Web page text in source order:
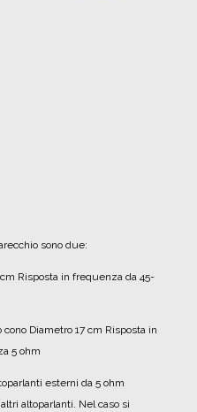
sono due:
Risposta in frequenza da 45-
cono Diametro 17 cm Risposta in
5 ohm
esterni da 5 ohm
altoparlanti. Nel caso si